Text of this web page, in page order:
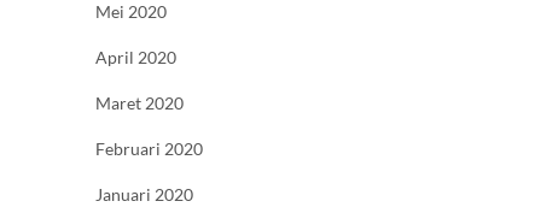
Mei 2020
April 2020
Maret 2020
Februari 2020
Januari 2020